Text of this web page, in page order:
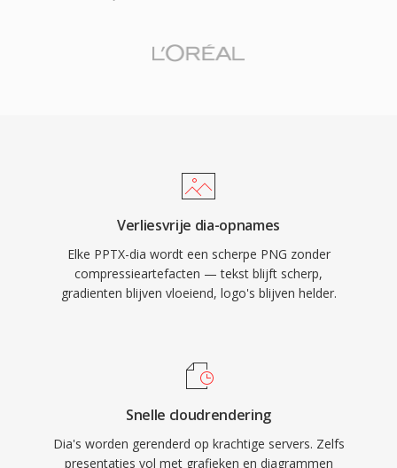
Verliesvrije dia-opnames
Elke PPTX-dia wordt een scherpe PNG zonder
compressieartefacten — tekst blijft scherp,
gradienten blijven vloeiend, logo's blijven helder.
Snelle cloudrendering
Dia's worden gerenderd op krachtige servers. Zelfs
presentaties vol met grafieken en diagrammen